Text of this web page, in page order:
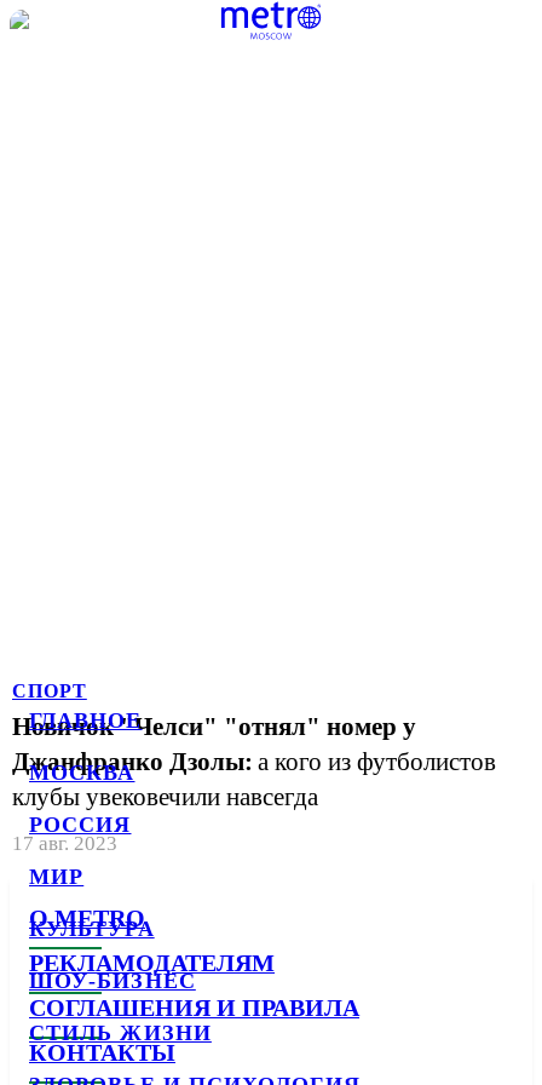
ГЛАВНОЕ
МОСКВА
РОССИЯ
МИР
КУЛЬТУРА
ШОУ-БИЗНЕС
СТИЛЬ ЖИЗНИ
СПОРТ
Новичок "Челси" "отнял" номер у
Джанфранко Дзолы: а кого из футболистов
клубы увековечили навсегда
17 авг. 2023
О METRO
РЕКЛАМОДАТЕЛЯМ
СОГЛАШЕНИЯ И ПРАВИЛА
КОНТАКТЫ